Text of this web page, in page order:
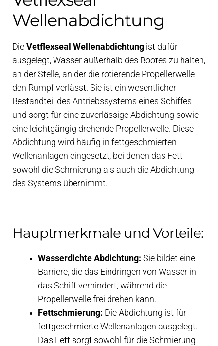
Wellenabdichtung
Die Vetflexseal Wellenabdichtungist dafür
ausgelegt, Wasser außerhalb des Bootes zu halten,
an der Stelle, an der die rotierende Propellerwelle
den Rumpf verlässt. Sie ist ein wesentlicher
Bestandteil des Antriebssystems eines Schiffes
und sorgt für eine zuverlässige Abdichtung sowie
eine leichtgängig drehende Propellerwelle. Diese
Abdichtung wird häufig in fettgeschmierten
Wellenanlagen eingesetzt, bei denen das Fett
sowohl die Schmierung als auch die Abdichtung
des Systems übernimmt.
Hauptmerkmale und Vorteile:
Wasserdichte Abdichtung: Sie bildet eine
Barriere, die das Eindringen von Wasser in
das Schiff verhindert, während die
Propellerwelle frei drehen kann.
Fettschmierung: Die Abdichtung ist für
fettgeschmierte Wellenanlagen ausgelegt.
Das Fett sorgt sowohl für die Schmierung